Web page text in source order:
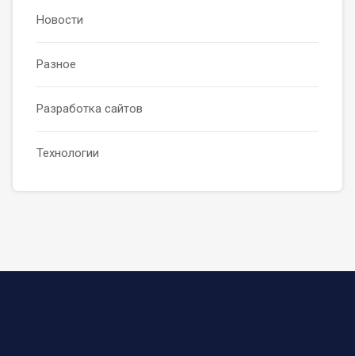
Новости
Разное
Разработка сайтов
Технологии